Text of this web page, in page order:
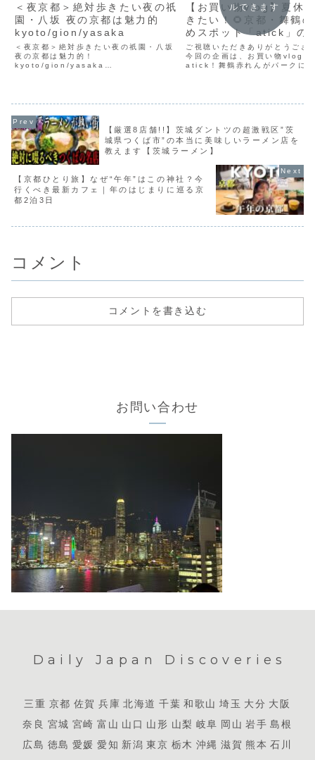
＜夜京都＞絶対歩きたい夜の祇
園・八坂 夜の京都は魅力的
kyoto/gion/yasaka
＜夜京都＞絶対歩きたい夜の祇園・八坂
夜の京都は魅力的！
kyoto/gion/yasaka
【お買い物vlog】夏休
きたい！🌻京都・舞鶴
めスポット「atick」の
ゆるっとご紹介🚶‍♀️
ご視聴いただきありがとうござ
今回の企画は、お買い物vlog
atick！舞鶴赤れんがパークに
ルできます
【厳選8店舗!!】茨城ダントツの超激戦区”茨
城県つくば市”の本当に美味しいラーメン店を
教えます【茨城ラーメン】
【京都ひとり旅】なぜ“午年”はこの神社？今
行くべき最新カフェ｜年のはじまりに巡る京
都2泊3日
コメント
コメントを書き込む
お問い合わせ
Daily Japan Discoveries
三重 京都 佐賀 兵庫 北海道 千葉 和歌山 埼玉 大分 大阪
奈良 宮城 宮崎 富山 山口 山形 山梨 岐阜 岡山 岩手 島根
広島 徳島 愛媛 愛知 新潟 東京 栃木 沖縄 滋賀 熊本 石川